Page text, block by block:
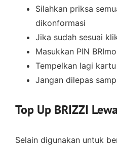
Silahkan priksa
dikonformasi
Jika sudah sesuai
Masukkan PIN BRImo
Tempelkan lagi
Jangan dilepas
Top Up BRIZZI
Selain digunakan untuk